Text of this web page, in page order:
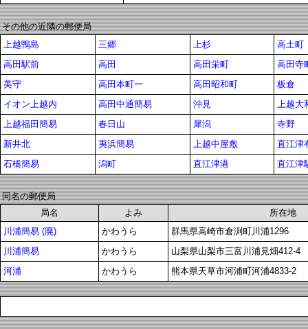
その他の近隣の郵便局
上越鴨島
三郷 上杉
高土町
高田駅前
高田 高田栄町
高田寺
美守
高田本町一 高田昭和町
板倉
イオン上越内
高田中通簡易 沖見
上越大
上越福田簡易
春日山 犀潟
寺野
新井北
夷浜簡易 上越中屋敷
直江津
石橋簡易
潟町 直江津港 直江津
同名の郵便局
局名
よみ
所在地
川浦簡易 (廃)
かわうら
群馬県高崎市倉渕町川浦1296
川浦簡易
かわうら
山梨県山梨市三富川浦見畑412-4
河浦
かわうら 熊本県天草市河浦町河浦4833-2